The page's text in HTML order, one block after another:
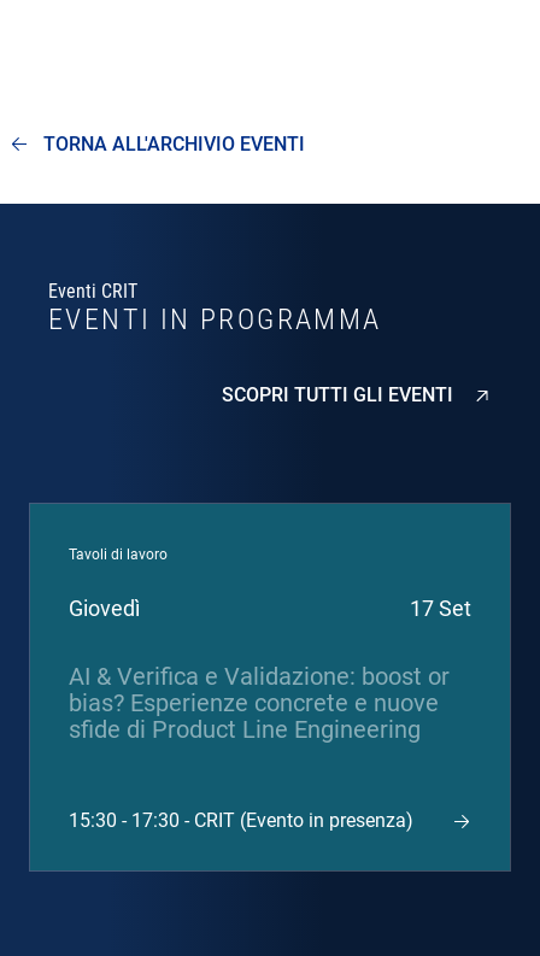
TORNA ALL'ARCHIVIO EVENTI
Eventi CRIT
EVENTI IN PROGRAMMA
SCOPRI TUTTI GLI EVENTI
Tavoli di lavoro
Giovedì 17 Set
AI & Verifica e Validazione: boost or
bias? Esperienze concrete e nuove
sfide di Product Line Engineering
15:30 - 17:30 - CRIT (Evento in presenza)